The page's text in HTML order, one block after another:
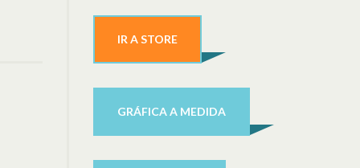
IR A STORE
GRÁFICA A MEDIDA